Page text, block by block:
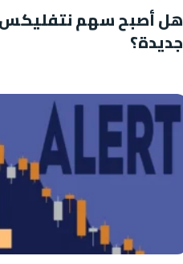
هل أصبح سهم
جديدة؟